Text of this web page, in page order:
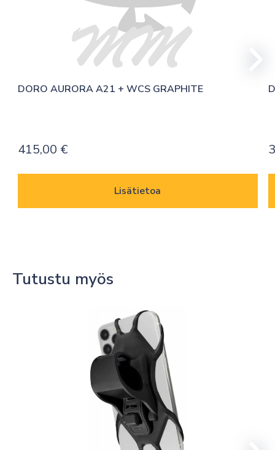
DORO AURORA A21 + WCS GRAPHITE
415,00 €
Lisätietoa
Tutustu myös